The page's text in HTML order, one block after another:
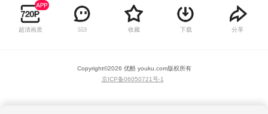
校园、家庭，与不同文化背景的学生、老师和家
长切身交流，最后回到中国，探寻中国人自己对
于成长的认知与追求。回到童年，遇见他乡的另
超清画质 553 收藏 下载 分享
Copyright©2026 优酷 youku.com版权所有
京ICP备06050721号-1